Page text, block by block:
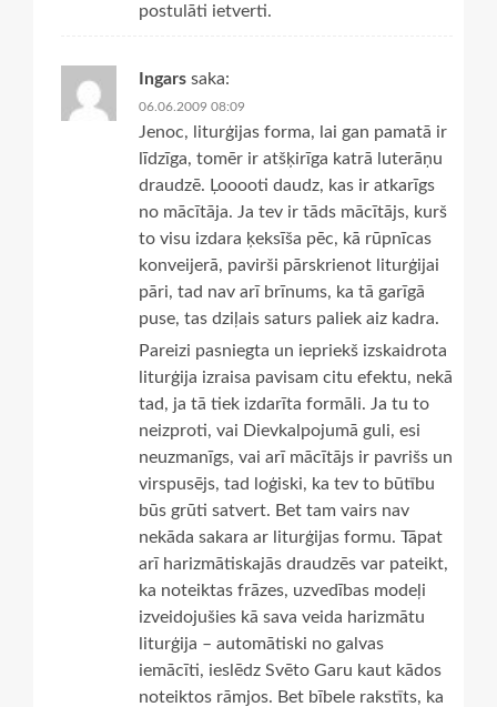
postulāti ietverti.
Ingars saka:
06.06.2009 08:09
Jenoc, liturģijas forma, lai gan pamatā ir
līdzīga, tomēr ir atšķirīga katrā luterāņu
draudzē. Ļooooti daudz, kas ir atkarīgs
no mācītāja. Ja tev ir tāds mācītājs, kurš
to visu izdara ķeksīša pēc, kā rūpnīcas
konveijerā, pavirši pārskrienot liturģijai
pāri, tad nav arī brīnums, ka tā garīgā
puse, tas dziļais saturs paliek aiz kadra.
Pareizi pasniegta un iepriekš izskaidrota
liturģija izraisa pavisam citu efektu, nekā
tad, ja tā tiek izdarīta formāli. Ja tu to
neizproti, vai Dievkalpojumā guli, esi
neuzmanīgs, vai arī mācītājs ir pavrišs un
virspusējs, tad loģiski, ka tev to būtību
būs grūti satvert. Bet tam vairs nav
nekāda sakara ar liturģijas formu. Tāpat
arī harizmātiskajās draudzēs var pateikt,
ka noteiktas frāzes, uzvedības modeļi
izveidojušies kā sava veida harizmātu
liturģija – automātiski no galvas
iemācīti, ieslēdz Svēto Garu kaut kādos
noteiktos rāmjos. Bet bībele rakstīts, ka